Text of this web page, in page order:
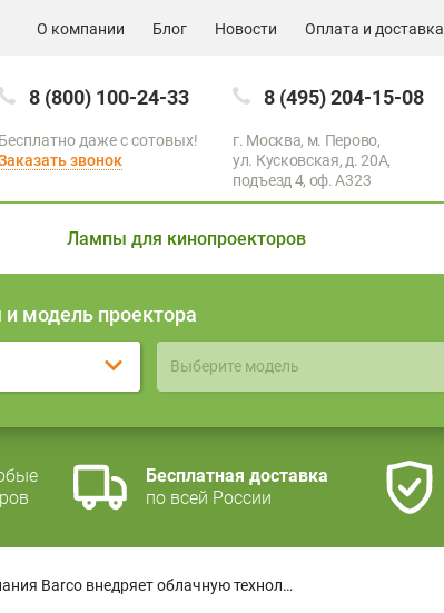
О компании Блог Новости Оплата и доставка
8 (800) 100-24-33
Бесплатно даже с сотовых!
звонок
8 (495) 204-15-08
г. Москва, м. Перово,
ул. Кусковская, д. 20А,
подъезд 4, оф. A323
Лампы для кинопроекторов
модель проектора
Выберите модель
Бесплатная доставка
по всей России
Компания Barco внедряет облачную технологию Insights для управления проекторами